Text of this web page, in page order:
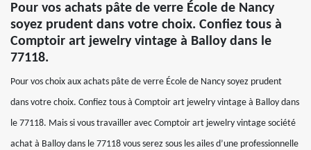
Pour vos achats pâte de verre École de Nancy
soyez prudent dans votre choix. Confiez tous à
Comptoir art jewelry vintage à Balloy dans le
77118.
Pour vos choix aux achats pâte de verre École de Nancy soyez prudent
dans votre choix. Confiez tous à Comptoir art jewelry vintage à Balloy dans
le 77118. Mais si vous travailler avec Comptoir art jewelry vintage société
achat à Balloy dans le 77118 vous serez sous les ailes d’une professionnelle